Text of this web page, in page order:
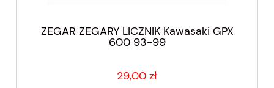
ZEGAR ZEGARY LICZNIK Kawasaki GPX
600 93-99
29,00 zł